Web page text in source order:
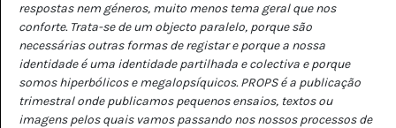
respostas nem géneros, muito menos tema geral que nos
conforte. Trata-se de um objecto paralelo, porque são
necessárias outras formas de registar e porque a nossa
identidade é uma identidade partilhada e colectiva e porque
somos hiperbólicos e megalopsíquicos.PROPS é a publicação
trimestral onde publicamos pequenos ensaios, textos ou
imagens pelos quais vamos passando nos nossos processos de